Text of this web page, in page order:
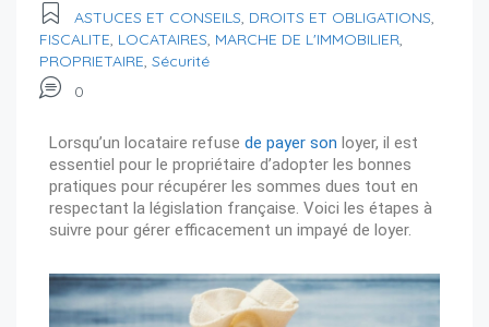
ASTUCES ET CONSEILS, DROITS ET OBLIGATIONS,
FISCALITE, LOCATAIRES, MARCHE DE L'IMMOBILIER,
PROPRIETAIRE, Sécurité
0
Lorsqu’un locataire refuse de payer son loyer, il est
essentiel pour le propriétaire d’adopter les bonnes
pratiques pour récupérer les sommes dues tout en
respectant la législation française. Voici les étapes à
suivre pour gérer efficacement un impayé de loyer.